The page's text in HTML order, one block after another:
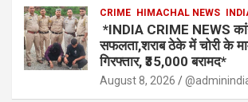
CRIME HIMACHAL NEWS
*INDIA CRIME NEWS
सफलता,शराब ठेके में चोरी के
गिरफ्तार, ₹35,000 बरामद*
August 8, 2026